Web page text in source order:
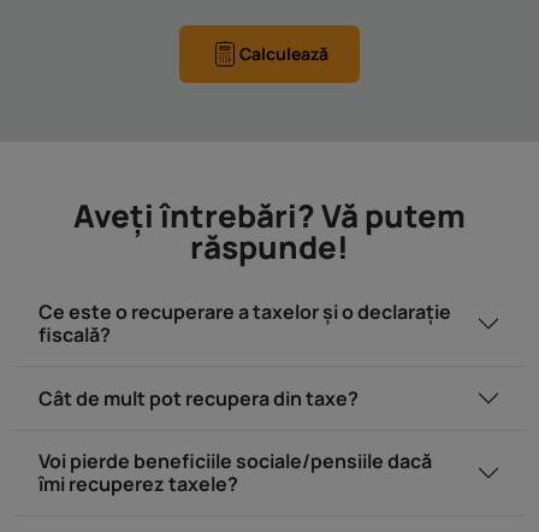
Calculează
Aveţi întrebări? Vă putem
răspunde!
Ce este o recuperare a taxelor și o declarație
fiscală?
Cât de mult pot recupera din taxe?
Voi pierde beneficiile sociale/pensiile dacă
îmi recuperez taxele?